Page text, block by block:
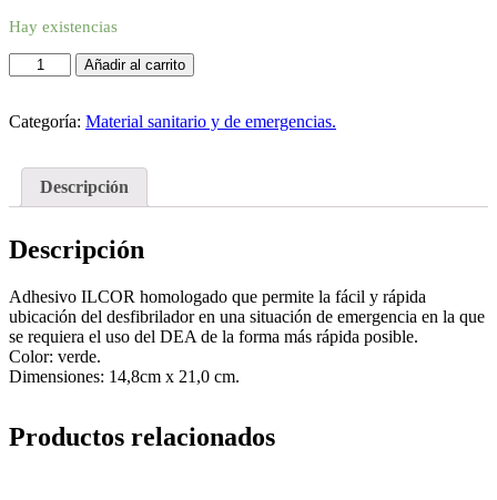
Hay existencias
Añadir al carrito
Categoría: Material sanitario y de emergencias.
Descripción
Descripción
Adhesivo ILCOR homologado que permite la fácil y rápida
ubicación del desfibrilador en una situación de emergencia en la que
se requiera el uso del DEA de la forma más rápida posible.
Color: verde.
Dimensiones: 14,8cm x 21,0 cm.
Productos relacionados